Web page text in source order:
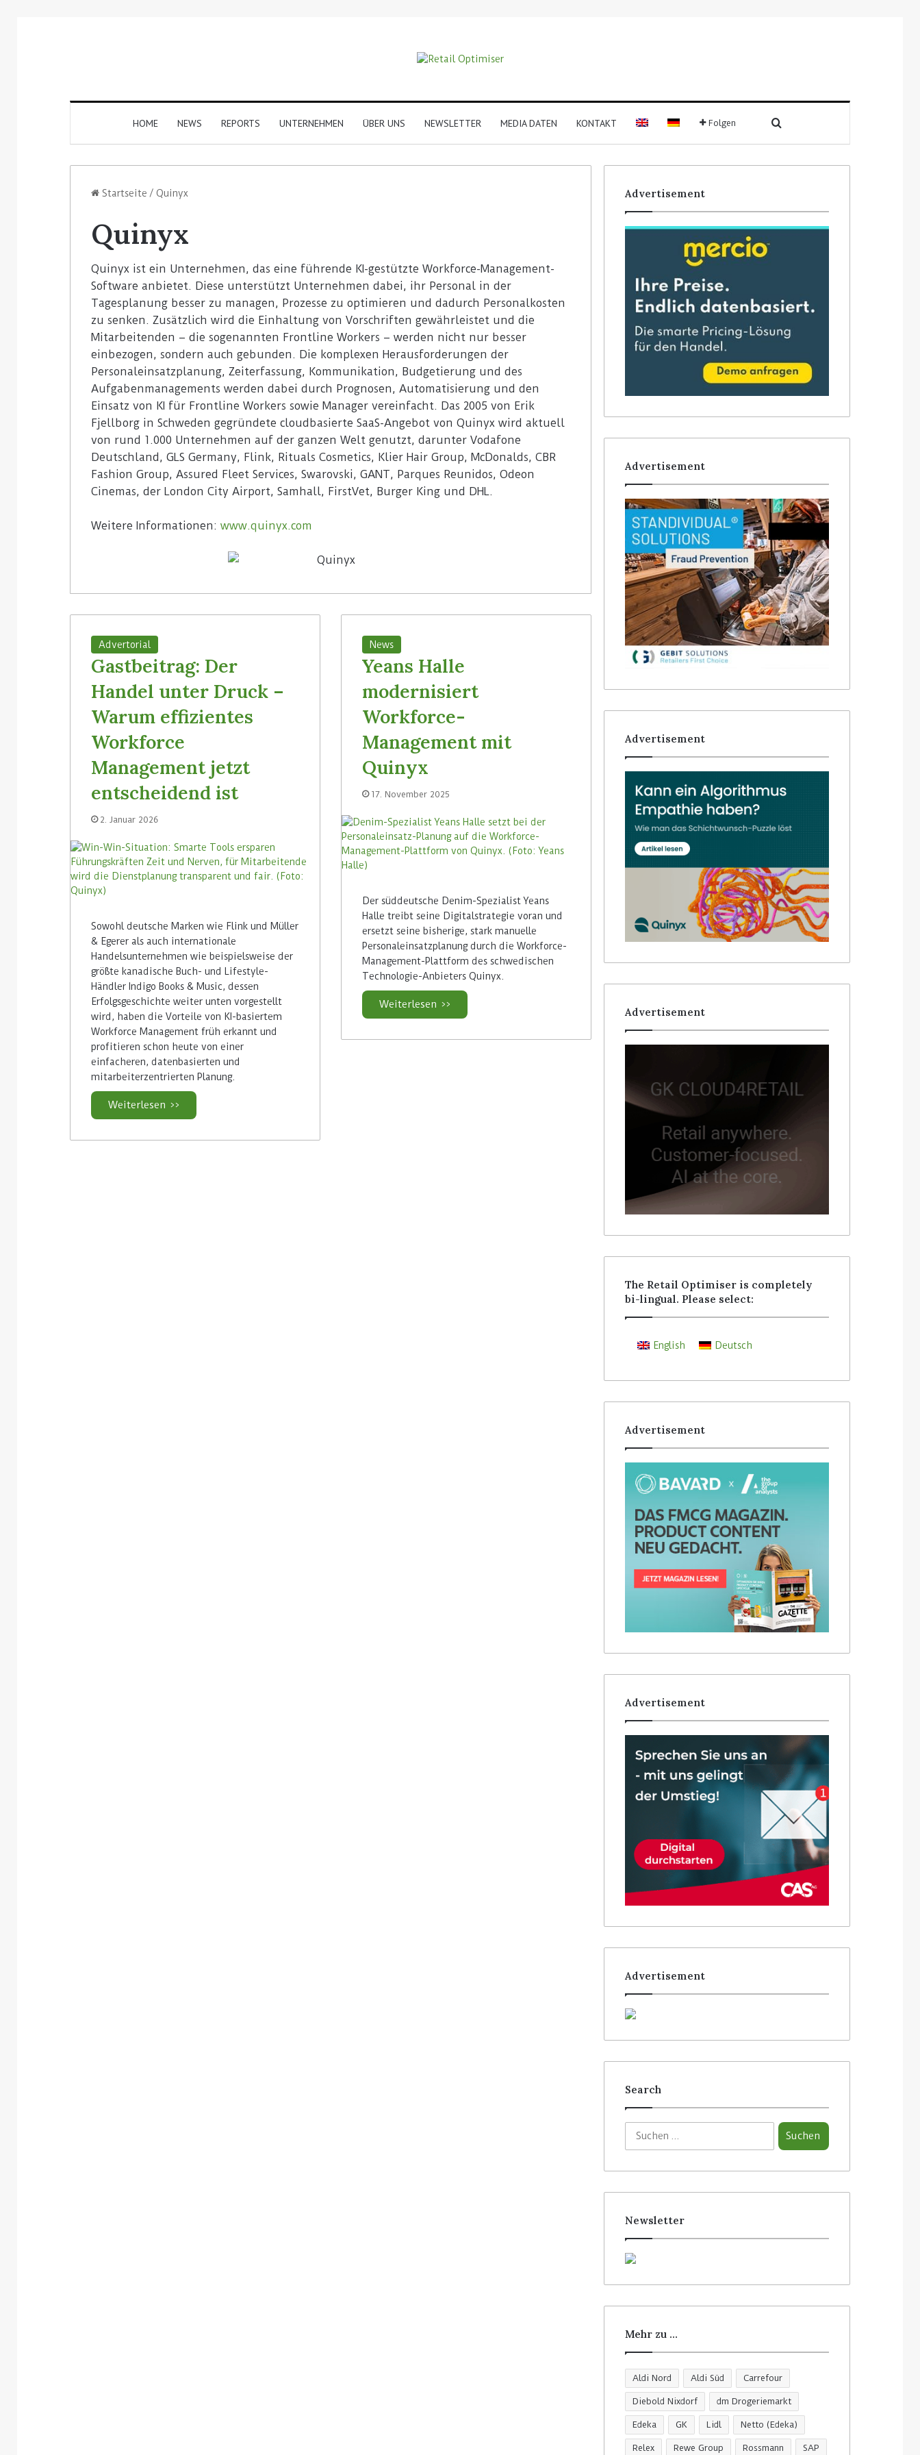
HOME NEWS REPORTS UNTERNEHMEN ÜBER UNS NEWSLETTER MEDIA DATEN KONTAKT Folgen
Sidebar
Startseite / Quinyx
Quinyx
Quinyx ist ein Unternehmen, das eine führende KI-gestützte Workforce-Management-
Software anbietet. Diese unterstützt Unternehmen dabei, ihr Personal in der
Tagesplanung besser zu managen, Prozesse zu optimieren und dadurch Personalkosten
zu senken. Zusätzlich wird die Einhaltung von Vorschriften gewährleistet und die
Mitarbeitenden – die sogenannten Frontline Workers – werden nicht nur besser
einbezogen, sondern auch gebunden. Die komplexen Herausforderungen der
Personaleinsatzplanung, Zeiterfassung, Kommunikation, Budgetierung und des
Aufgabenmanagements werden dabei durch Prognosen, Automatisierung und den
Einsatz von KI für Frontline Workers sowie Manager vereinfacht. Das 2005 von Erik
Fjellborg in Schweden gegründete cloudbasierte SaaS-Angebot von Quinyx wird aktuell
von rund 1.000 Unternehmen auf der ganzen Welt genutzt, darunter Vodafone
Deutschland, GLS Germany, Flink, Rituals Cosmetics, Klier Hair Group, McDonalds, CBR
Fashion Group, Assured Fleet Services, Swarovski, GANT, Parques Reunidos, Odeon
Cinemas, der London City Airport, Samhall, FirstVet, Burger King und DHL.
Weitere Informationen: www.quinyx.com
Advertorial
Gastbeitrag: Der
Handel unter Druck –
Warum effizientes
Workforce
Management jetzt
entscheidend ist
2. Januar 2026
Sowohl deutsche Marken wie Flink und Müller
& Egerer als auch internationale
Handelsunternehmen wie beispielsweise der
größte kanadische Buch- und Lifestyle-
Händler Indigo Books & Music, dessen
Erfolgsgeschichte weiter unten vorgestellt
wird, haben die Vorteile von KI-basiertem
Workforce Management früh erkannt und
profitieren schon heute von einer
einfacheren, datenbasierten und
mitarbeiterzentrierten Planung.
Weiterlesen >>
News
Yeans Halle
modernisiert
Workforce-
Management mit
Quinyx
17. November 2025
Der süddeutsche Denim-Spezialist Yeans
Halle treibt seine Digitalstrategie voran und
ersetzt seine bisherige, stark manuelle
Personaleinsatzplanung durch die Workforce-
Management-Plattform des schwedischen
Technologie-Anbieters Quinyx.
Weiterlesen >>
Advertisement
Advertisement
Advertisement
Advertisement
The Retail Optimiser is completely
bi-lingual. Please select:
English Deutsch
Advertisement
Advertisement
Advertisement
Search
S
u
h
Newsletter
Mehr zu …
Aldi Nord Aldi Süd Carrefour
Diebold Nixdorf dm Drogeriemarkt
Edeka GK Lidl Netto (Edeka)
Relex Rewe Group Rossmann SAP